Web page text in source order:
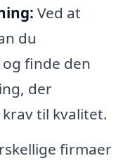
Ved at
du
finde den
der
til kvalitet.
firmaer